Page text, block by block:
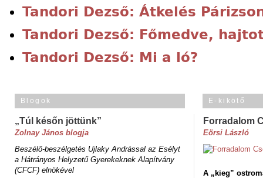
Tandori Dezső: Átkelés
Tandori Dezső: Főmedve,
Tandori Dezső: Mi a ló?
Blogok
„Túl későn jöttünk”
Zolnay János blogja
Beszélő-beszélgetés Ujlaky Andrással az Esélyt
a Hátrányos Helyzetű Gyerekeknek Alapítvány
(CFCF) elnökével
E-kikötő
Forradalom
Eörsi László
A „kieg”